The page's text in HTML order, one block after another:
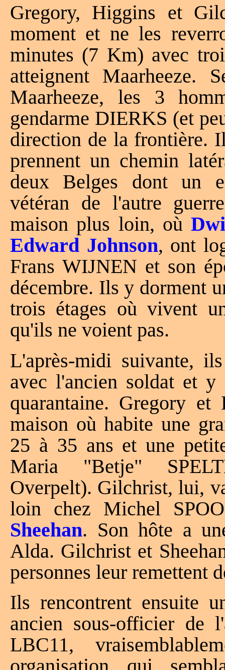
Gregory, Higgins et
moment et ne les
minutes (7 Km) avec
atteignent Maarheeze.
Maarheeze, les 3
gendarme DIERKS (et
direction de la frontière.
prennent un chemin
deux Belges dont un
vétéran de l'autre
maison plus loin, où
Edward Johnson, ont
Frans WIJNEN et son
décembre. Ils y dorment
trois étages où vivent
qu'ils ne voient pas.
L'après-midi suivante,
avec l'ancien soldat et y
quarantaine. Gregory
maison où habite une
25 à 35 ans et une
Maria "Betje"
Overpelt). Gilchrist, lui,
loin chez Michel
Sheehan. Son hôte a
Alda. Gilchrist et
personnes leur remettent
Ils rencontrent ensuite
ancien sous-officier de
LBC11,